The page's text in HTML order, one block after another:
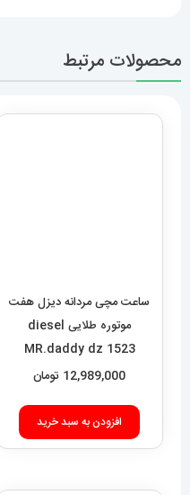
محصولات مرتبط
افزودن به سبد خرید